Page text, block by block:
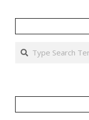
Search